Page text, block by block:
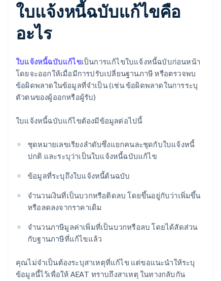
ใบแจ้งหนี้ฉบับแก้ไขคือ
อะไร
ใบแจ้งหนี้ฉบับแก้ไขเป็นการแก้ไขใบแจ้งหนี้ฉบับก่อนหน้า
โดยจะออกให้เมื่อมีการปรับเปลี่ยนฐานภาษี หรือตรวจพบ
ข้อผิดพลาดในข้อมูลที่จำเป็น (เช่น ข้อผิดพลาดในการระบุ
ตัวตนของผู้ออกหรือผู้รับ)
ใบแจ้งหนี้ฉบับแก้ไขต้องมีข้อมูลต่อไปนี้
ชุดหมายเลขเรียงลำดับซึ่งแยกคนละชุดกับใบแจ้งหนี้
ปกติ และระบุว่าเป็นใบแจ้งหนี้ฉบับแก้ไข
ข้อมูลที่ระบุถึงใบแจ้งหนี้ต้นฉบับ
จำนวนเงินที่เป็นบวกหรือติดลบ โดยขึ้นอยู่กับว่าเพิ่มขึ้น
หรือลดลงจากราคาเดิม
จำนวนภาษีมูลค่าเพิ่มที่เป็นบวกหรือลบ โดยได้สัดส่วน
กับฐานภาษีที่แก้ไขแล้ว
คุณไม่จำเป็นต้องระบุสาเหตุที่แก้ไข แต่ขอแนะนำให้ระบุ
ข้อมูลนี้ไว้เพื่อให้ AEAT ทราบถึงสาเหตุ ในทางกลับกัน